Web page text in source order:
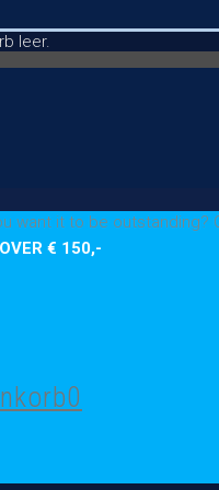
leer.
€ 150,-
0
want it to be outstanding?